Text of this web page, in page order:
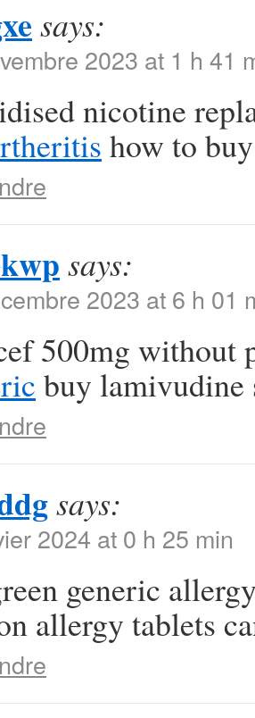
says:
2023 at 1 h 41
nicotine
how to
says:
2023 at 6 h 01
500mg without
buy lamivudine
says:
2024 at 0 h 25 min
generic
allergy tablets